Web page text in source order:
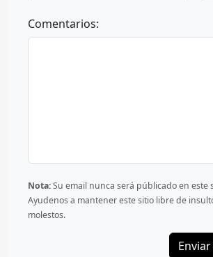
Comentarios:
Nota:Su email nunca será públicado en este
Ayudenos a mantener este sitio libre de
molestos.